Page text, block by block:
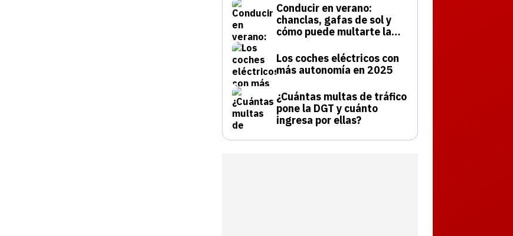
Conducir en verano:
chanclas, gafas de sol y
cómo puede multarte la
Los coches eléctricos con
más autonomía en 2025
¿Cuántas multas de tráfico
pone la DGT y cuánto
ingresa por ellas?